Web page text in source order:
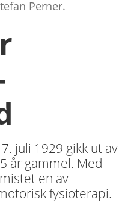
Perner.
juli 1929 gikk ut av
år gammel. Med
en av
fysioterapi.